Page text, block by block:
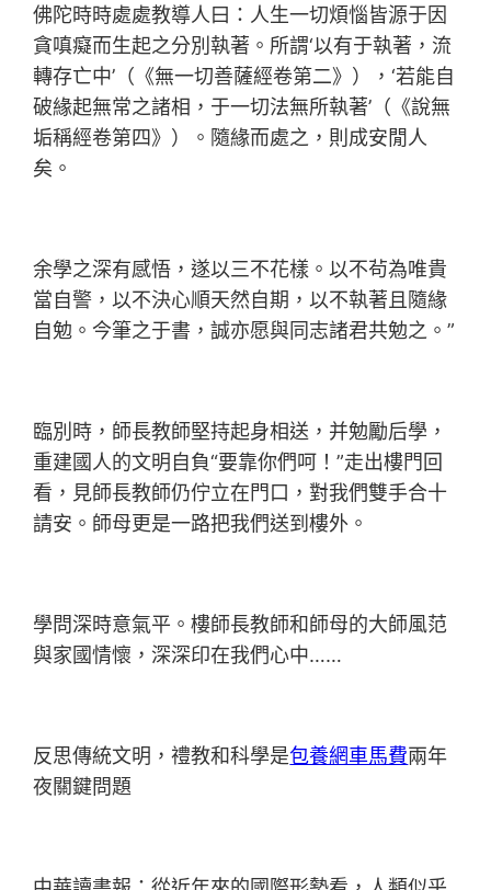
佛陀時時處處教導人曰：人生一切煩惱皆源于因
貪嗔癡而生起之分別執著。所謂‘以有于執著，流
轉存亡中’（《無一切善薩經卷第二》），‘若能自
破緣起無常之諸相，于一切法無所執著’（《說無
垢稱經卷第四》）。隨緣而處之，則成安閒人
矣。
余學之深有感悟，遂以三不花樣。以不茍為唯貴
當自警，以不決心順天然自期，以不執著且隨緣
自勉。今筆之于書，誠亦愿與同志諸君共勉之。”
臨別時，師長教師堅持起身相送，并勉勵后學，
重建國人的文明自負“要靠你們呵！”走出樓門回
看，見師長教師仍佇立在門口，對我們雙手合十
請安。師母更是一路把我們送到樓外。
學問深時意氣平。樓師長教師和師母的大師風范
與家國情懷，深深印在我們心中……
反思傳統文明，禮教和科學是包養網車馬費兩年
夜關鍵問題